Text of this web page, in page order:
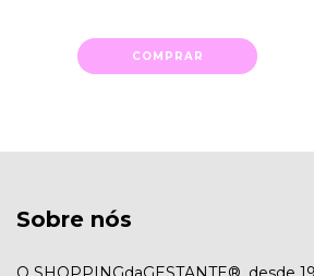
COMPRAR
Sobre nós